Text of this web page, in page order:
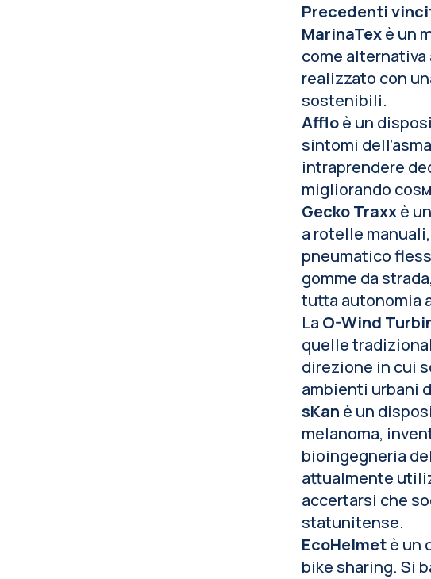
Precedenti
MarinaTexè un
come
realizzato con
sostenibili.
Affloè un
sintomi
intraprendere
migliorando
Gecko Traxxè
a rotelle
pneumatico
gomme da
tutta autonomia
La O-Wind
quelle
direzione in cui
ambienti urbani
sKan è un
melanoma,
bioingegneria
attualmente
accertarsi che
statunitense.
EcoHelmetè un
bike sharing. Si